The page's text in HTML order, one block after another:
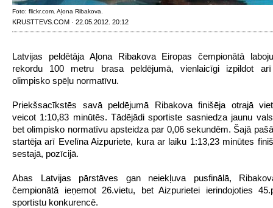
Foto: flickr.com. Aļona Ribakova.
KRUSTTEVS.COM · 22.05.2012. 20:12
Latvijas peldētāja Aļona Ribakova Eiropas čempionātā
rekordu 100 metru brasa peldējumā, vienlaicīgi izpildot arī
olimpisko spēļu normatīvu.
Priekšsacīkstēs savā peldējumā Ribakova finišēja otrajā
veicot 1:10,83 minūtēs. Tādējādi sportiste sasniedza jaunu
bet olimpisko normatīvu apsteidza par 0,06 sekundēm. Šajā
startēja arī Evelīna Aizpuriete, kura ar laiku 1:13,23 minūtes
sestajā, pozīcijā.
Abas Latvijas pārstāves gan neiekļuva pusfinālā,
čempionātā ieņemot 26.vietu, bet Aizpurietei ierindojoties
sportistu konkurencē.